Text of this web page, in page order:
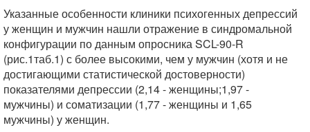
Указанные особенности клиники психогенных депрессий
у женщин и мужчин нашли отражение в синдромальной
конфигурации по данным опросника SCL-90-R
(рис.1таб.1) с более высокими, чем у мужчин (хотя и не
достигающими статистической достоверности)
показателями депрессии (2,14 - женщины;1,97 -
мужчины) и соматизации (1,77 - женщины и 1,65
мужчины) у женщин.